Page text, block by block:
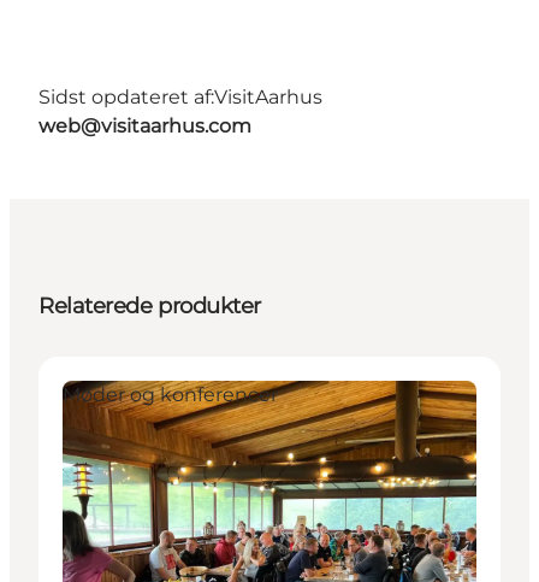
Sidst opdateret af:VisitAarhus
web@visitaarhus.com
Relaterede produkter
Møder og konferencer